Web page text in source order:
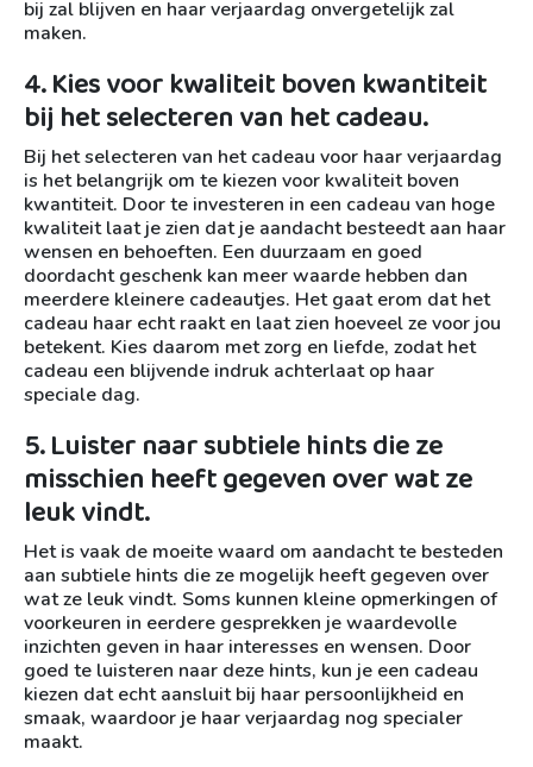
bij zal blijven en haar verjaardag onvergetelijk zal
maken.
4. Kies voor kwaliteit boven kwantiteit
bij het selecteren van het cadeau.
Bij het selecteren van het cadeau voor haar verjaardag
is het belangrijk om te kiezen voor kwaliteit boven
kwantiteit. Door te investeren in een cadeau van hoge
kwaliteit laat je zien dat je aandacht besteedt aan haar
wensen en behoeften. Een duurzaam en goed
doordacht geschenk kan meer waarde hebben dan
meerdere kleinere cadeautjes. Het gaat erom dat het
cadeau haar echt raakt en laat zien hoeveel ze voor jou
betekent. Kies daarom met zorg en liefde, zodat het
cadeau een blijvende indruk achterlaat op haar
speciale dag.
5. Luister naar subtiele hints die ze
misschien heeft gegeven over wat ze
leuk vindt.
Het is vaak de moeite waard om aandacht te besteden
aan subtiele hints die ze mogelijk heeft gegeven over
wat ze leuk vindt. Soms kunnen kleine opmerkingen of
voorkeuren in eerdere gesprekken je waardevolle
inzichten geven in haar interesses en wensen. Door
goed te luisteren naar deze hints, kun je een cadeau
kiezen dat echt aansluit bij haar persoonlijkheid en
smaak, waardoor je haar verjaardag nog specialer
maakt.